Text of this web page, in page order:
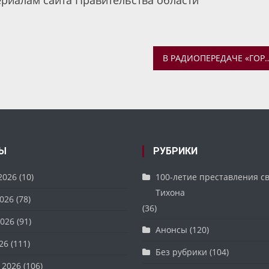
В РАДИОПЕРЕДАЧЕ «ГОРОД ЗОЛОТОЙ»
(10)
(78)
(91)
(111)
(106)
РУБРИКИ
100-летие преставления
Тихона
(36)
Анонсы (120)
Без рубрики (104)